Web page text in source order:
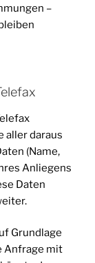
–
aller daraus
(Name,
Anliegens
Daten
Grundlage
Anfrage mit